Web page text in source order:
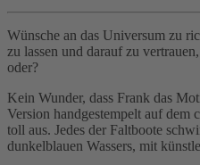
Wünsche an das Universum zu
zu lassen und darauf zu
oder?
Kein Wunder, dass Frank das
Version handgestempelt auf dem
toll aus. Jedes der Faltboote
dunkelblauen Wassers, mit